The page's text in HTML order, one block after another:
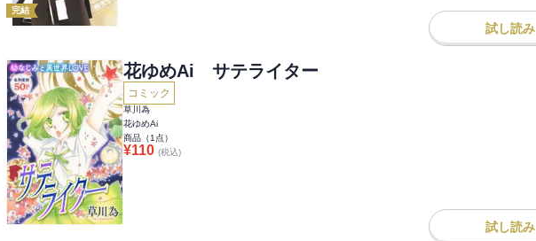
完結
試し読み
花ゆめAi サテライター
コミック
草川為
花ゆめAi
商品（1 点）
¥110 (税込)
試し読み